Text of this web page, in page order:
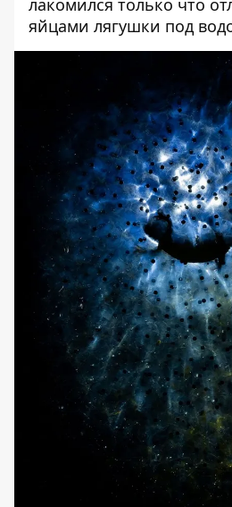
лакомился только что
яйцами лягушки под